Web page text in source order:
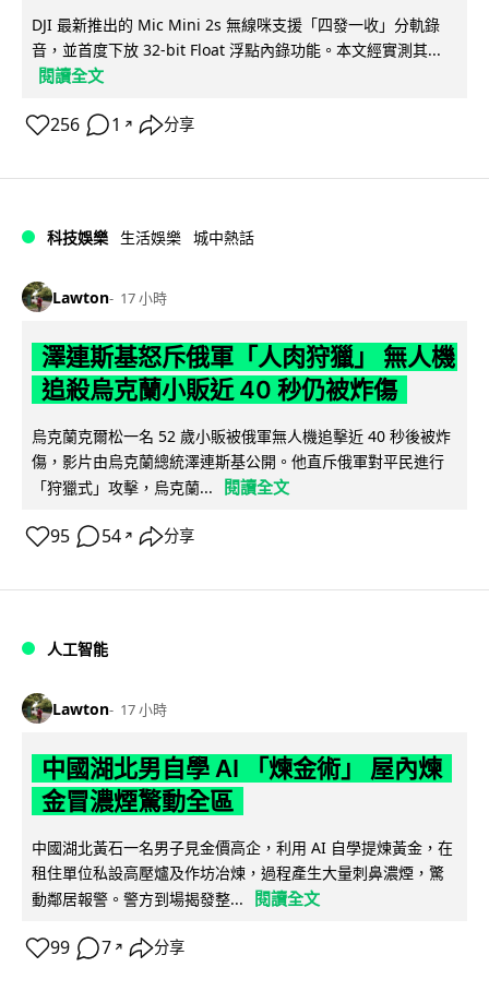
DJI 最新推出的 Mic Mini 2s 無線咪支援「四發一收」分軌錄
音，並首度下放 32-bit Float 浮點內錄功能。本文經實測其...
閱讀全文
256 1 ↗ 分享
科技娛樂 生活娛樂 城中熱話
Lawton 17 小時
澤連斯基怒斥俄軍「人肉狩獵」 無人機
追殺烏克蘭小販近 40 秒仍被炸傷
烏克蘭克爾松一名 52 歲小販被俄軍無人機追擊近 40 秒後被炸
傷，影片由烏克蘭總統澤連斯基公開。他直斥俄軍對平民進行
「狩獵式」攻擊，烏克蘭...
閱讀全文
95 54 ↗ 分享
人工智能
Lawton 17 小時
中國湖北男自學 AI 「煉金術」 屋內煉
金冒濃煙驚動全區
中國湖北黃石一名男子見金價高企，利用 AI 自學提煉黃金，在
租住單位私設高壓爐及作坊冶煉，過程產生大量刺鼻濃煙，驚
動鄰居報警。警方到場揭發整...
閱讀全文
99 7 ↗ 分享